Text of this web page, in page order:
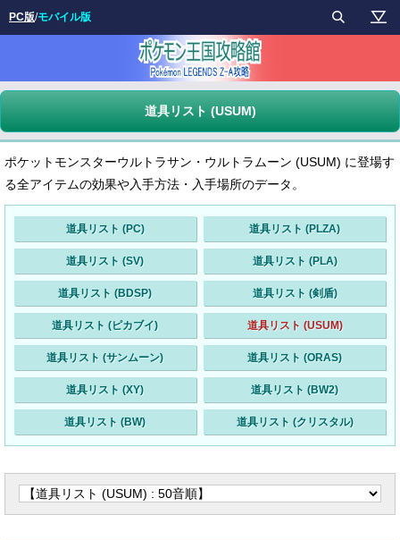
道具リスト (USUM)
ポケットモンスターウルトラサン・ウルトラムーン (USUM) に登場す
る全アイテムの効果や入手方法・入手場所のデータ。
道具リスト (PC) 道具リスト (PLZA)
道具リスト (SV) 道具リスト (PLA)
道具リスト (BDSP) 道具リスト (剣盾)
道具リスト (ピカブイ) 道具リスト (USUM)
道具リスト (サンムーン) 道具リスト (ORAS)
道具リスト (XY) 道具リスト (BW2)
道具リスト (BW) 道具リスト (クリスタル)
PC版/モバイル版